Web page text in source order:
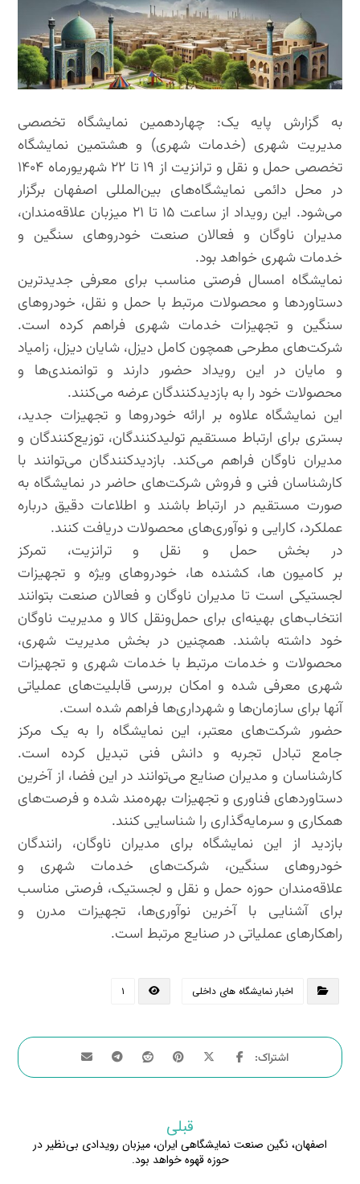
به گزارش پایه یک: چهاردهمین نمایشگاه تخصصی
مدیریت شهری (خدمات شهری) و هشتمین نمایشگاه
تخصصی حمل و نقل و ترانزیت از ۱۹ تا ۲۲ شهریورماه ۱۴۰۴
در محل دائمی نمایشگاه‌های بین‌المللی اصفهان برگزار
می‌شود. این رویداد از ساعت ۱۵ تا ۲۱ میزبان علاقه‌مندان،
مدیران ناوگان و فعالان صنعت خودروهای سنگین و
خدمات شهری خواهد بود.
نمایشگاه امسال فرصتی مناسب برای معرفی جدیدترین
دستاوردها و محصولات مرتبط با حمل و نقل، خودروهای
سنگین و تجهیزات خدمات شهری فراهم کرده است.
شرکت‌های مطرحی همچون کامل دیزل، شایان دیزل، زامیاد
و مایان در این رویداد حضور دارند و توانمندی‌ها و
محصولات خود را به بازدیدکنندگان عرضه می‌کنند.
این نمایشگاه علاوه بر ارائه خودروها و تجهیزات جدید،
بستری برای ارتباط مستقیم تولیدکنندگان، توزیع‌کنندگان و
مدیران ناوگان فراهم می‌کند. بازدیدکنندگان می‌توانند با
کارشناسان فنی و فروش شرکت‌های حاضر در نمایشگاه به
صورت مستقیم در ارتباط باشند و اطلاعات دقیق درباره
عملکرد، کارایی و نوآوری‌های محصولات دریافت کنند.
در بخش حمل و نقل و ترانزیت، تمرکز
بر کامیون‌ ها، کشنده‌ ها، خودروهای ویژه و تجهیزات
لجستیکی است تا مدیران ناوگان و فعالان صنعت بتوانند
انتخاب‌های بهینه‌ای برای حمل‌ونقل کالا و مدیریت ناوگان
خود داشته باشند. همچنین در بخش مدیریت شهری،
محصولات و خدمات مرتبط با خدمات شهری و تجهیزات
شهری معرفی شده و امکان بررسی قابلیت‌های عملیاتی
آنها برای سازمان‌ها و شهرداری‌ها فراهم شده است.
حضور شرکت‌های معتبر، این نمایشگاه را به یک مرکز
جامع تبادل تجربه و دانش فنی تبدیل کرده است.
کارشناسان و مدیران صنایع می‌توانند در این فضا، از آخرین
دستاوردهای فناوری و تجهیزات بهره‌مند شده و فرصت‌های
همکاری و سرمایه‌گذاری را شناسایی کنند.
بازدید از این نمایشگاه برای مدیران ناوگان، رانندگان
خودروهای سنگین، شرکت‌های خدمات شهری و
علاقه‌مندان حوزه حمل و نقل و لجستیک، فرصتی مناسب
برای آشنایی با آخرین نوآوری‌ها، تجهیزات مدرن و
راهکارهای عملیاتی در صنایع مرتبط است.
اخبار نمایشگاه های داخلی ۱
قبلی
اصفهان، نگین صنعت نمایشگاهی ایران، میزبان رویدادی بی‌نظیر در
حوزه قهوه خواهد بود.